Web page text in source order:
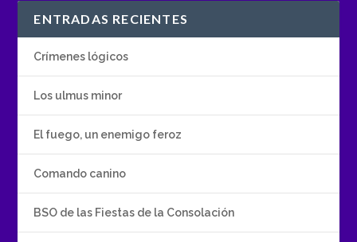
ENTRADAS RECIENTES
Crímenes lógicos
Los ulmus minor
El fuego, un enemigo feroz
Comando canino
BSO de las Fiestas de la Consolación